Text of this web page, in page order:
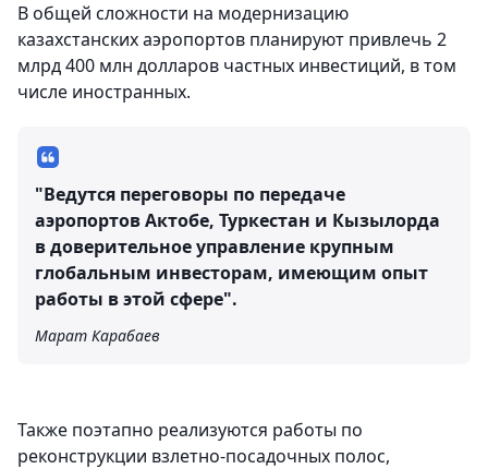
В общей сложности на модернизацию
казахстанских аэропортов планируют привлечь 2
млрд 400 млн долларов частных инвестиций, в том
числе иностранных.
"Ведутся переговоры по передаче
аэропортов Актобе, Туркестан и Кызылорда
в доверительное управление крупным
глобальным инвесторам, имеющим опыт
работы в этой сфере".
Марат Карабаев
Также поэтапно реализуются работы по
реконструкции взлетно-посадочных полос,